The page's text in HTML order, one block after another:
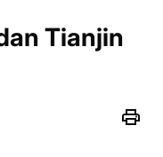
Tianjin